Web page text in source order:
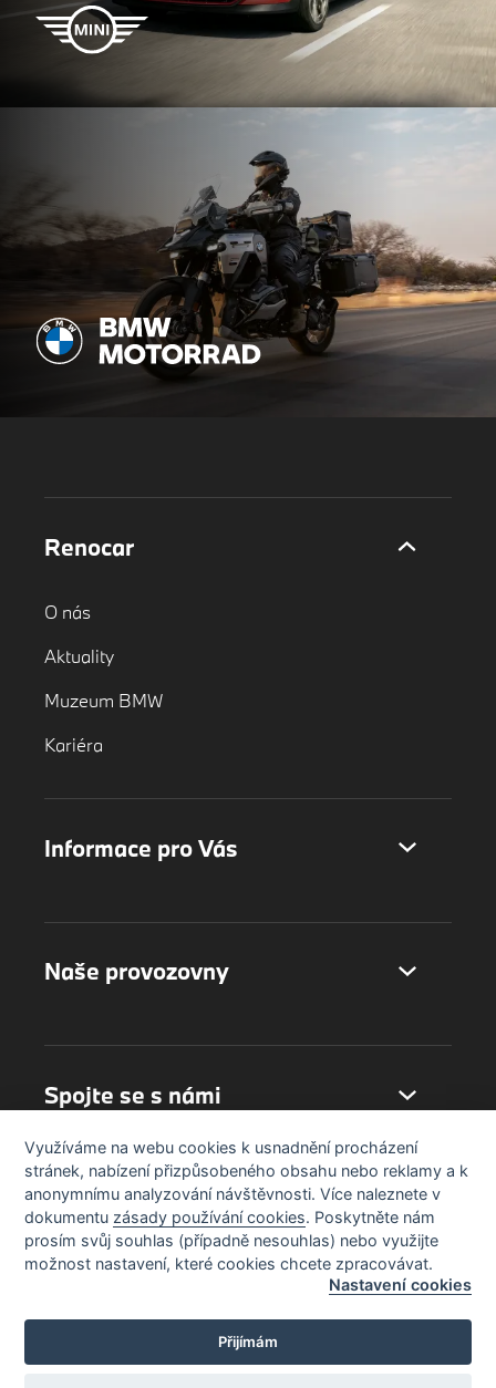
Renocar
O nás
Aktuality
Muzeum BMW
Kariéra
Informace pro Vás
Naše provozovny
Spojte se s námi
Využíváme na webu cookies k usnadnění procházení
stránek, nabízení přizpůsobeného obsahu nebo reklamy a k
anonymnímu analyzování návštěvnosti. Více naleznete v
dokumentu zásady používání cookies. Poskytněte nám
prosím svůj souhlas (případně nesouhlas) nebo využijte
možnost nastavení, které cookies chcete zpracovávat.
Nastavení cookies
Přijímám